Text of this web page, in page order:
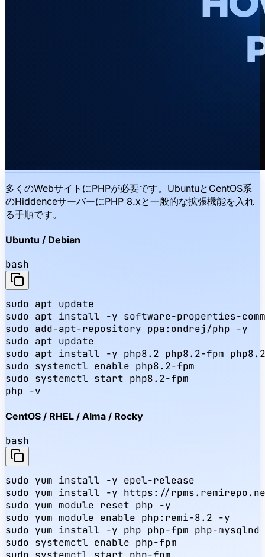
多くのWebサイトにPHPが必要です。UbuntuとCentOS系
のHiddenceサーバーにPHP 8.xと一般的な拡張機能を入れ
る手順です。
Ubuntu / Debian
bash
sudo apt update
sudo apt install -y software-properties-
sudo add-apt-repository ppa:ondrej/php -y
sudo apt update
sudo apt install -y php8.2 php8.2-fpm
sudo systemctl enable php8.2-fpm
sudo systemctl start php8.2-fpm
php -v
CentOS / RHEL / Alma / Rocky
bash
sudo yum install -y epel-release
sudo yum install -y https://
sudo yum module reset php -y
sudo yum module enable php:remi-8.2 -y
sudo yum install -y php php-fpm php-
sudo systemctl enable php-fpm